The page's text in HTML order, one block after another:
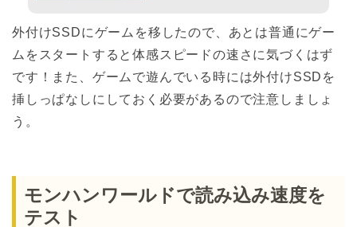
外付けSSDにゲームを移したので、あとは普通にゲー
ムをスタートすると体感スピードの速さに気づくはず
です！また、ゲームで遊んでいる時には外付けSSDを
挿しっぱなしにしておく必要があるので注意しましょ
う。
モンハンワールドで読み込み速度を
テスト